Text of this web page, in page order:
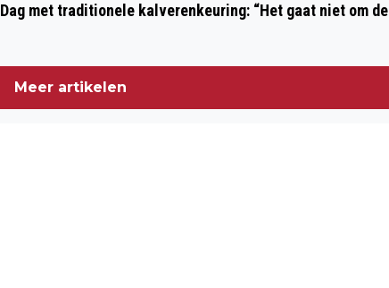
met traditionele kalverenkeuring: “Het gaat niet om de
Meer artikelen